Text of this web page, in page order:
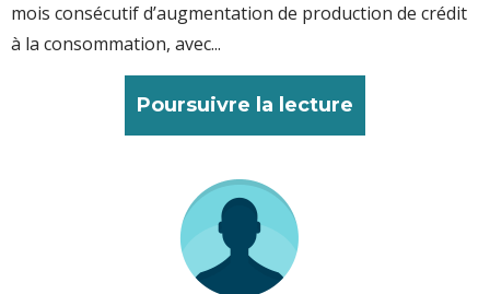
mois consécutif d’augmentation de production de crédit
à la consommation, avec...
Poursuivre la lecture